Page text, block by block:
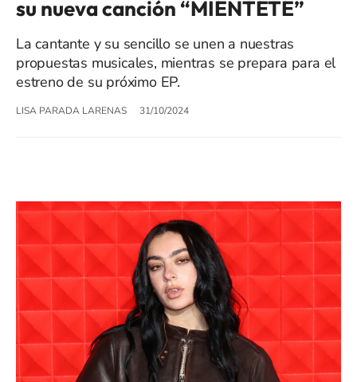
su nueva canción “MIÉNTETE”
La cantante y su sencillo se unen a nuestras
propuestas musicales, mientras se prepara para el
estreno de su próximo EP.
LISA PARADA LARENAS 31/10/2024